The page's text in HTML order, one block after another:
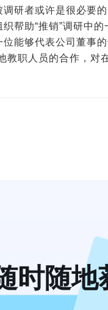
研者或许是很必要
帮助“推销”调研中
能够代表公司董事
职人员的合作，对
时随